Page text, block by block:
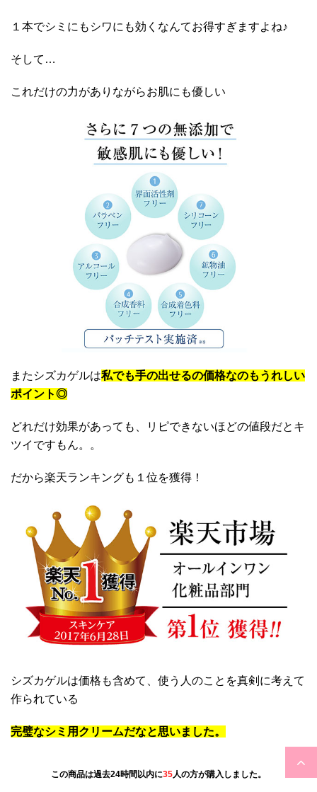
１本でシミにもシワにも効くなんてお得すぎますよね♪
そして…
これだけの力がありながらお肌にも優しい
またシズカゲルは私でも手の出せるの価格なのもうれしい
ポイント◎
どれだけ効果があっても、リピできないほどの値段だとキ
ツイですもん。。
だから楽天ランキングも１位を獲得！
シズカゲルは価格も含めて、使う人のことを真剣に考えて
作られている
完璧なシミ用クリームだなと思いました。
シズカゲルは今だけ赤字覚悟のモニターキャンペ
12時27分現在あなたの他に20人が見ています。
この商品は過去24時間以内に35人の方が購入しました。
キャンペーン特別価格終了まで残り個数3個です。